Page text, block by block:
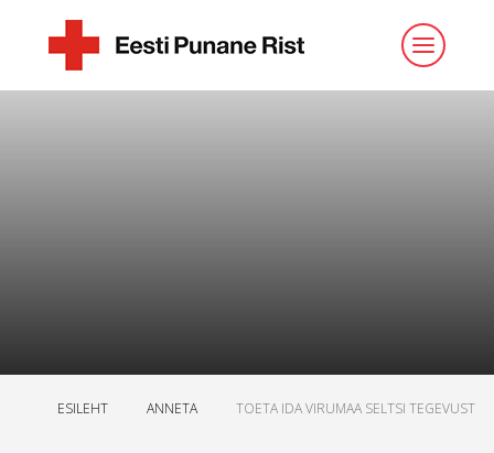
ESILEHT ANNETA TOETA IDA VIRUMAA SELTSI TEGEVUST